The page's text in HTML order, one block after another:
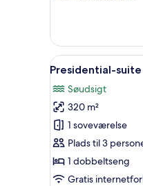
værelse
2
-
ikke-
ryger
søudsigt
Indlæs
alle
billeder
af
Presidential-
suite
-
1
13
Presidential-
Søudsigt
320 m²
1 soveværelse
Plads til 3
1 dobbeltseng
Gratis